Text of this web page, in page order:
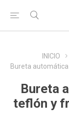
INICIO
Bureta
Bureta
teflón y